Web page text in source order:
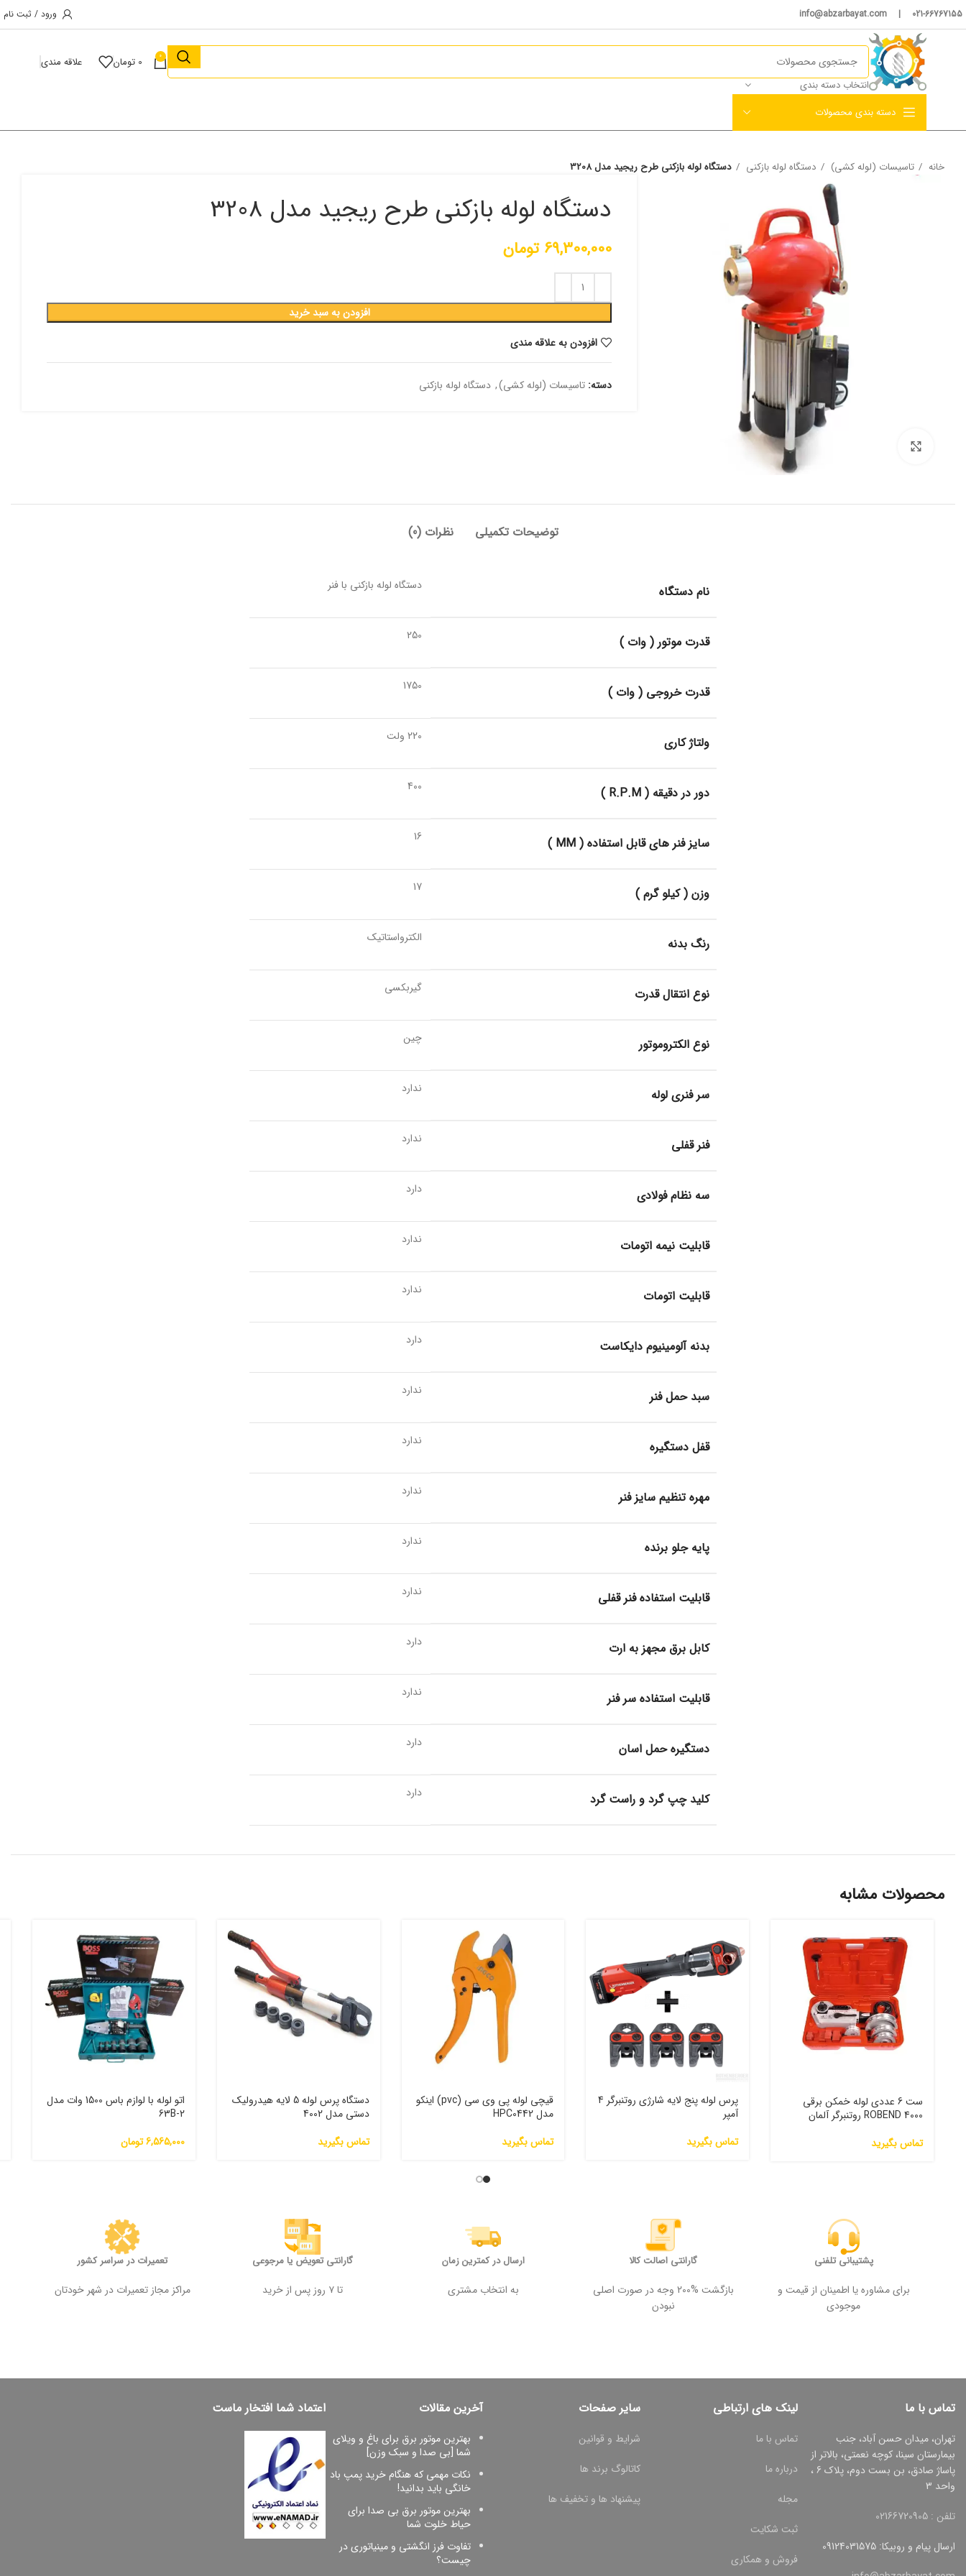
021-66767155 | info@abzarbayat.com ورود / ثبت نام
انتخاب دسته بندی
0
0 تومان علاقه مندی
دسته بندی محصولات
خانه تاسیسات (لوله کشی) دستگاه لوله بازکنی دستگاه لوله بازکنی طرح ریجید مدل 3208
دستگاه لوله بازکنی طرح ریجید مدل 3208
69,300,000 تومان
افزودن به سبد خرید
افزودن به علاقه مندی
دسته: تاسیسات (لوله کشی), دستگاه لوله بازکنی
توضیحات تکمیلی نظرات (0)
نام دستگاه دستگاه لوله بازکنی با فنر
قدرت موتور ( وات ) 250
قدرت خروجی ( وات ) 1750
ولتاژ کاری 220 ولت
دور در دقیقه ( R.P.M ) 400
سایز فنر های قابل استفاده ( MM ) 16
وزن ( کیلو گرم ) 17
رنگ بدنه الکترواستاتیک
نوع انتقال قدرت گیربکسی
نوع الکتروموتور چین
سر فنری لوله ندارد
فنر قفلی ندارد
سه نظام فولادی دارد
قابلیت نیمه اتومات ندارد
قابلیت اتومات ندارد
بدنه آلومینیوم دایکاست دارد
سبد حمل فنر ندارد
قفل دستگیره ندارد
مهره تنظیم سایز فنر ندارد
پایه جلو برنده ندارد
قابلیت استفاده فنر قفلی ندارد
کابل برق مجهز به ارت دارد
قابلیت استفاده سر فنر ندارد
دستگیره حمل اسان دارد
کلید چپ گرد و راست گرد دارد
محصولات مشابه
ست 6 عددی لوله خمکن برقی
ROBEND 4000 روتنبرگر آلمان
تماس بگیرید
پرس لوله پنج لایه شارژی روتنبرگر 4
آمپر
تماس بگیرید
قیچی لوله پی وی سی (pvc) اینکو
مدل HPC0442
تماس بگیرید
دستگاه پرس لوله 5 لایه هیدرولیک
دستی مدل 4002
تماس بگیرید
اتو لوله با لوازم باس 1500 وات مدل
63B-2
6,565,000تومان
پشتیبانی تلفنی
برای مشاوره یا اطمینان از قیمت و
موجودی
گارانتی اصالت کالا
بازگشت %200 وجه در صورت اصلی
نبودن
ارسال در کمترین زمان
به انتخاب مشتری
گارانتی تعویض یا مرجوعی
تا ۷ روز پس از خرید
تعمیرات در سراسر کشور
مراکز مجاز تعمیرات در شهر خودتان
تماس با ما
تهران، میدان حسن آباد، جنب
بیمارستان سینا، کوچه نعمتی، بالاتر از
پاساژ صادق، بن بست دوم، پلاک 6 ،
واحد 3
تلفن : 02166720905
ارسال پیام و روبیکا: 09124031575
لینک های ارتباطی
تماس با ما
درباره ما
مجله
ثبت شکایت
فروش و همکاری
سایر صفحات
شرایط و قوانین
کاتالوگ برند ها
پیشنهاد ها و تخفیف ها
آخرین مقالات
بهترین موتور برق برای باغ و ویلای
شما [بی صدا و سبک وزن]
نکات مهمی که هنگام خرید پمپ باد
خانگی باید بدانید!
بهترین موتور برق بی صدا برای
حیاط خلوت شما
تفاوت فرز انگشتی و مینیاتوری در
چیست؟
اعتماد شما افتخار ماست